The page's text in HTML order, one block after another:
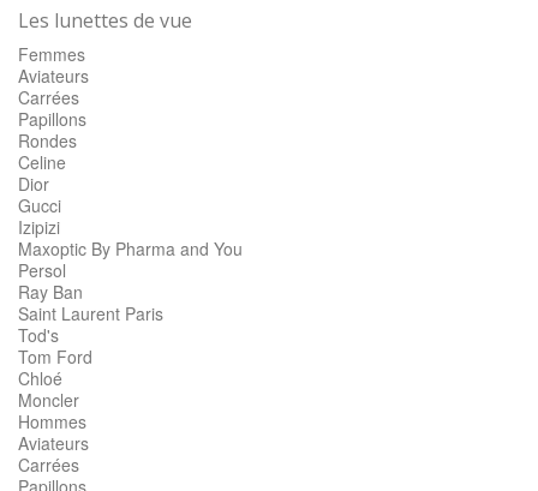
Les lunettes de vue
Femmes
Aviateurs
Carrées
Papillons
Rondes
Celine
Dior
Gucci
Izipizi
Maxoptic By Pharma and You
Persol
Ray Ban
Saint Laurent Paris
Tod's
Tom Ford
Chloé
Moncler
Hommes
Aviateurs
Carrées
Papillons